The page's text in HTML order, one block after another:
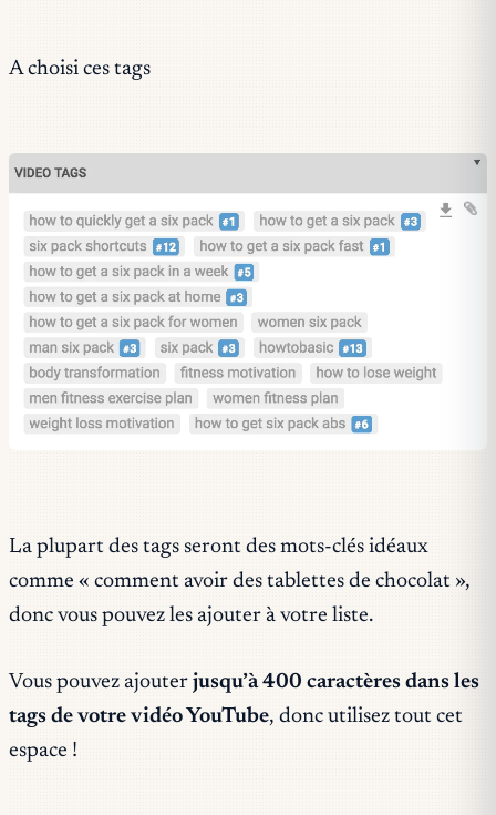
A choisi ces tags
La plupart des tags seront des mots-clés idéaux
comme « comment avoir des tablettes de chocolat »,
donc vous pouvez les ajouter à votre liste.
Vous pouvez ajouter jusqu’à 400 caractères dans les
tags de votre vidéo YouTube, donc utilisez tout cet
espace !